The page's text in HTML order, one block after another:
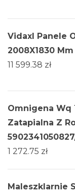
Vidaxl Panele
2008X1830
11 599.38 zł
Omnigena Wq
Zatapialna Z
1 272.75 zł
Maleszklarnie